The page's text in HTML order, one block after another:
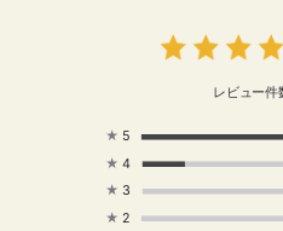
レビュー件
★ 5
★ 4
★ 3
★ 2